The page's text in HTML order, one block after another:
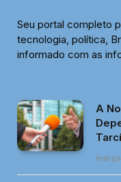
Seu portal completo
tecnologia, política,
informado com as
A